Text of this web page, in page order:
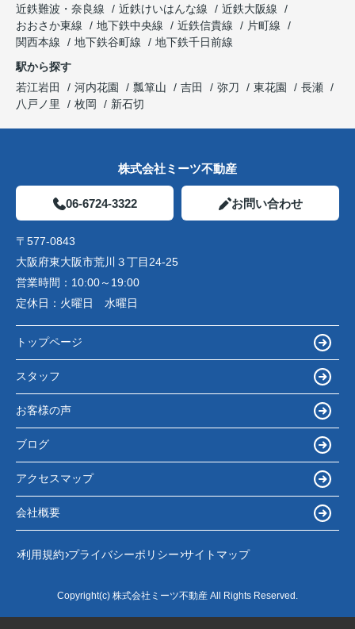
近鉄難波・奈良線
近鉄けいはんな線
近鉄大阪線
おおさか東線
地下鉄中央線 近鉄信貴線
片町線
関西本線
地下鉄谷町線
地下鉄千日前線
駅から探す
若江岩田
河内花園 瓢箪山 吉田 弥刀 東花園
長瀬
八戸ノ里
枚岡 新石切
株式会社ミーツ不動産
06-6724-3322 お問い合わせ
〒577-0843
大阪府東大阪市荒川３丁目24-25
営業時間： 10:00～19:00
定休日： 火曜日 水曜日
トップページ
スタッフ
お客様の声
ブログ
アクセスマップ
会社概要
利用規約 プライバシーポリシー サイトマップ
Copyright(c) 株式会社ミーツ不動産 All Rights Reserved.